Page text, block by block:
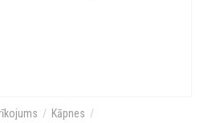
Kāpnes